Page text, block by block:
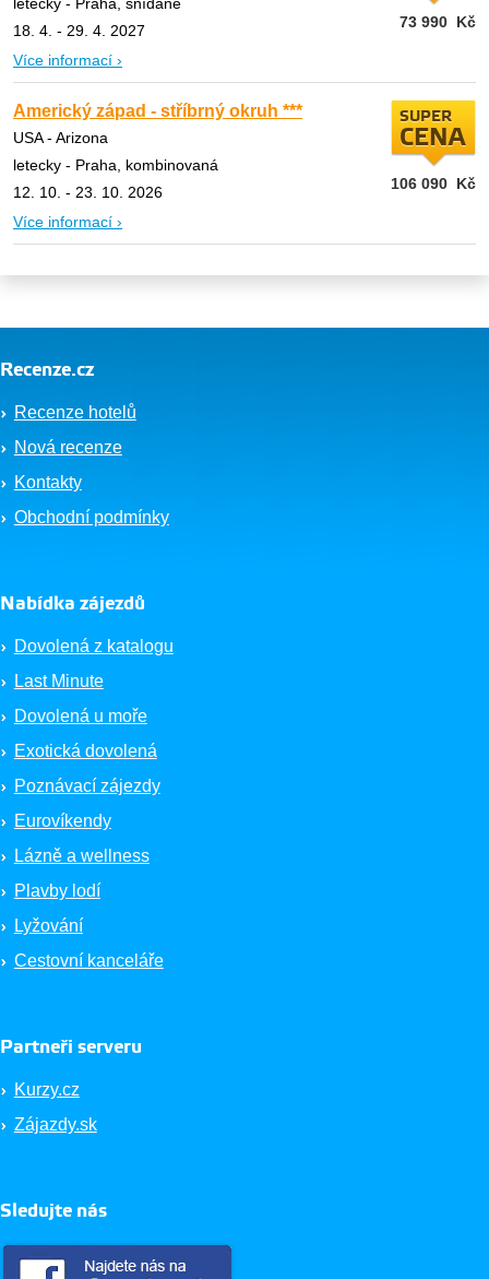
18. 4. - 29. 4. 2027
Více informací ›
73 990 Kč
Americký západ - stříbrný okruh ***
USA - Arizona
letecky - Praha, kombinovaná
12. 10. - 23. 10. 2026
Více informací ›
SUPER
CENA
106 090 Kč
Recenze.cz
Recenze hotelů
Nová recenze
Kontakty
Obchodní podmínky
Nabídka zájezdů
Dovolená z katalogu
Last Minute
Dovolená u moře
Exotická dovolená
Poznávací zájezdy
Eurovíkendy
Lázně a wellness
Plavby lodí
Lyžování
Cestovní kanceláře
Partneři serveru
Kurzy.cz
Zájazdy.sk
Sledujte nás